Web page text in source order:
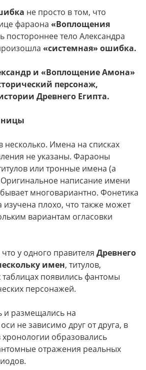
не просто в том, что
фараона «Воплощения
постороннее тело Александра
«системная» ошибка.
и «Воплощение Амона»
персонаж,
Древнего Египта.
несколько. Имена на списках
не указаны. Фараоны
или тронные имена (а
написание имени
многовариантно. Фонетика
изучена плохо, что также может
вариантам огласовки
что у одного правителя Древнего
имен, титулов,
таблицах появились фантомы
персонажей.
и размещались на
не зависимо друг от друга, в
хронологии образовались
отражения реальных